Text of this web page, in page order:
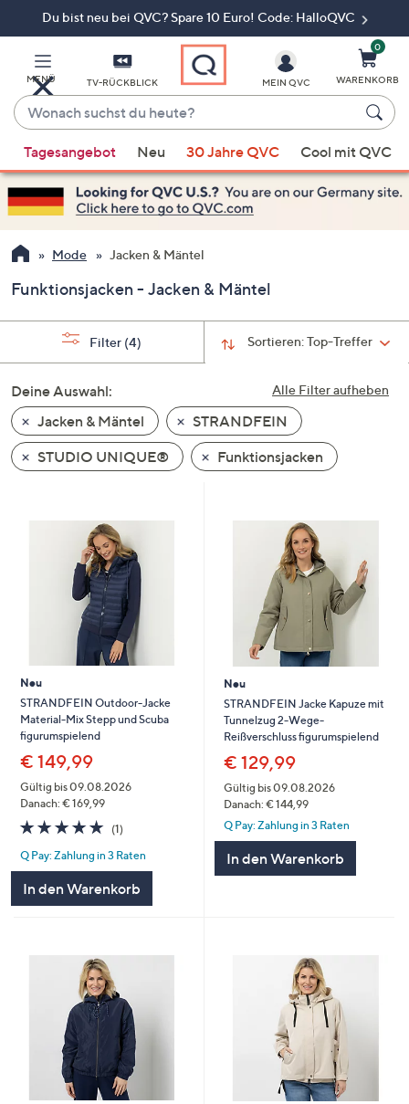
Du bist neu bei QVC? Spare 10 Euro! Code: HalloQVC
MENÜ TV-RÜCKBLICK
Wonach
suchst
du
heute?
Vorschläge
verfügbar
sind,
verwenden
Sie
Pfeiltasten
nach
und
nach
unten
oder
wischen
Sie
diese
anzuzeigen.
MEIN QVC
0
WARENKORB
Tagesangebot Neu 30 Jahre QVC Cool mit QVC
Mode Jacken & Mäntel
Funktionsjacken - Jacken & Mäntel
Sortieren:Top-Treffer
Filter (4)
Alle Filter aufheben
Deine Auswahl:
Jacken & Mäntel
STRANDFEIN
STUDIO UNIQUE®
Funktionsjacken
Neu
STRANDFEIN Outdoor-Jacke
Material-Mix Stepp und Scuba
figurumspielend
€ 149,99
Gültig bis 09.08.2026
Danach: € 169,99
5.0
von
5
(1)1
Q Pay: Zahlung in 3 Raten
In den Warenkorb
Neu
STRANDFEIN Jacke Kapuze mit
Tunnelzug 2-Wege-
Reißverschluss figurumspielend
€ 129,99
Gültig bis 09.08.2026
Danach: € 144,99
Q Pay: Zahlung in 3 Raten
In den Warenkorb